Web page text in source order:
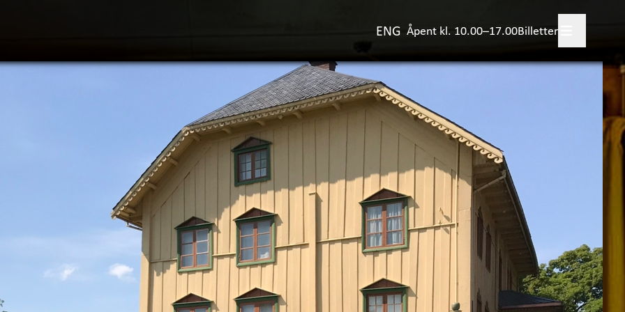
ENG Åpent kl. 10.00–17.00Billetter
Planlegg besøk
Hva skjer?
Opplevelser
+
Aktiviteter for barn
Om Bjørnstjerne Bjørnson
Om Aulestad
+
Utforsk samlingene +